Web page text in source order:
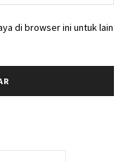
di browser ini untuk lain